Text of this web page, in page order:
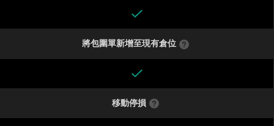
將包圍單新增至現有倉位
移動停損